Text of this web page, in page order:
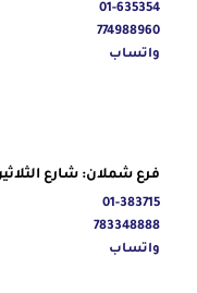
01-635354
774988960
واتساب
فرع شملان: شارع
01-383715
783348888
واتساب